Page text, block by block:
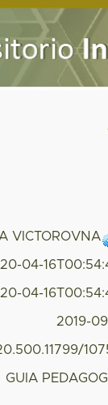
VICTOROVNA
04-
04-
2019-
GUIA